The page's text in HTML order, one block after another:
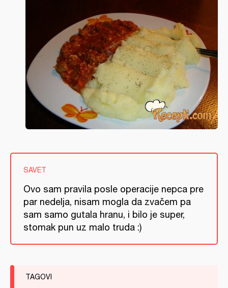
SAVET
Ovo sam pravila posle operacije nepca pre
par nedelja, nisam mogla da zvačem pa
sam samo gutala hranu, i bilo je super,
stomak pun uz malo truda :)
TAGOVI